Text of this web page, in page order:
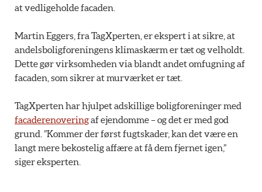
at vedligeholde facaden.
Martin Eggers, fra TagXperten, er ekspert i at sikre, at
andelsboligforeningens klimaskærm er tæt og velholdt.
Dette gør virksomheden via blandt andet omfugning af
facaden, som sikrer at murværket er tæt.
TagXperten har hjulpet adskillige boligforeninger med
facaderenoveringaf ejendomme – og det er med god
grund. ”Kommer der først fugtskader, kan det være en
langt mere bekostelig affære at få dem fjernet igen,”
siger eksperten.